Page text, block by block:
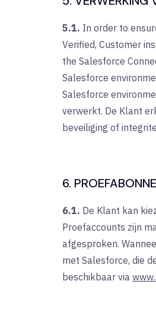
5.1. In order to
Verified, Customer
the Salesforce
Salesforce
Salesforce
verwerkt. De Klant
beveiliging of
6.
6.1. De Klant kan
Proefaccounts zijn
afgesproken.
met Salesforce, die
beschikbaar via